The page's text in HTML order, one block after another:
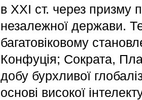
в ХХІ ст. через призму
незалежної держави.
багатовіковому
Конфуція; Сократа,
добу бурхливої
основі високої